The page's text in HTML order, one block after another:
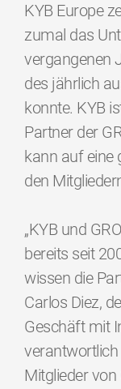
KYB Europe
zumal das
vergangenen
des jährlich
konnte. KYB
Partner der
kann auf eine
den
„KYB und
bereits seit
wissen die
Carlos Diez,
Geschäft mit
verantwortlich
Mitglieder von